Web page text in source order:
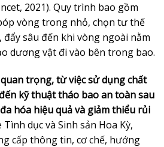
2021). Quy trình bao gồm
vòng trong nhỏ, chọn tư thế
sâu đến khi vòng ngoài nằm
dương vật đi vào bên trong bao.
trọng, từ việc sử dụng chất
kỹ thuật tháo bao an toàn sau
hóa hiệu quả và giảm thiểu rủi
dục và Sinh sản Hoa Kỳ,
cấp thông tin, cơ chế, hướng